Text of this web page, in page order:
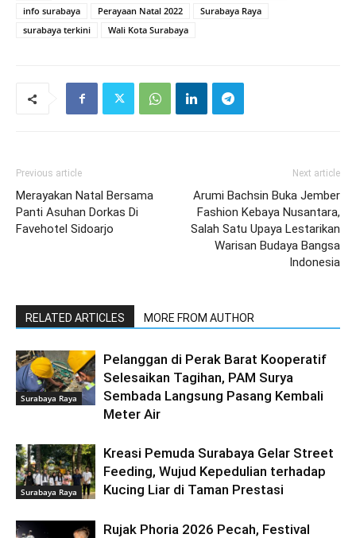
info surabaya
Perayaan Natal 2022
Surabaya Raya
surabaya terkini
Wali Kota Surabaya
Previous article
Merayakan Natal Bersama
Panti Asuhan Dorkas Di
Favehotel Sidoarjo
Next article
Arumi Bachsin Buka Jember
Fashion Kebaya Nusantara,
Salah Satu Upaya Lestarikan
Warisan Budaya Bangsa
Indonesia
RELATED ARTICLES MORE FROM AUTHOR
Surabaya Raya
Pelanggan di Perak Barat Kooperatif
Selesaikan Tagihan, PAM Surya
Sembada Langsung Pasang Kembali
Meter Air
Surabaya Raya
Kreasi Pemuda Surabaya Gelar Street
Feeding, Wujud Kepedulian terhadap
Kucing Liar di Taman Prestasi
Rujak Phoria 2026 Pecah, Festival